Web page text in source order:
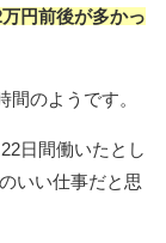
円前後が多かっ
間のようです。
日間働いたとし
いい仕事だと思